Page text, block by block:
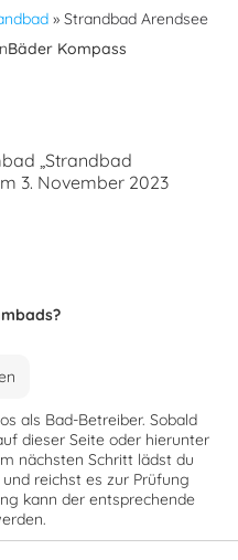
» Strandbad Arendsee
Bäder Kompass
„Strandbad
3. November 2023
als Bad-Betreiber. Sobald
dieser Seite oder hierunter
nächsten Schritt lädst du
reichst es zur Prüfung
kann der entsprechende